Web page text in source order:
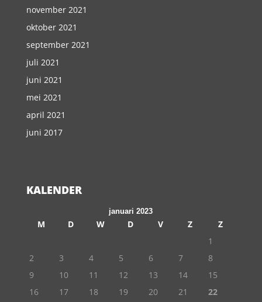
november 2021
oktober 2021
september 2021
juli 2021
juni 2021
mei 2021
april 2021
juni 2017
KALENDER
januari 2023
M D W D V Z
Z
1
2
3 4 5 6 7
8
9
10 11 12 13 14
15
16
17 18 19 20 21 22